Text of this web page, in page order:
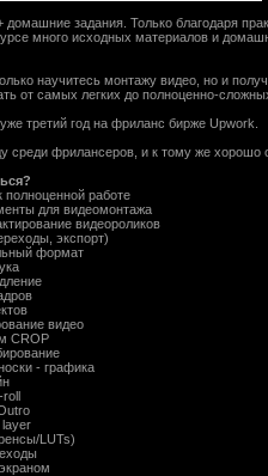
задания. Только благодаря
много исходных материалов и
научитесь монтажу видео, но и
самых легких до полноценно-сложных
третий год на фриланс бирже Upwork.
среди фрилансеров, и к тому же хорошо
работе
для видеомонтажа
видеороликов
экспорт)
формат
видео
CROP
- графика
roll
LUTs)